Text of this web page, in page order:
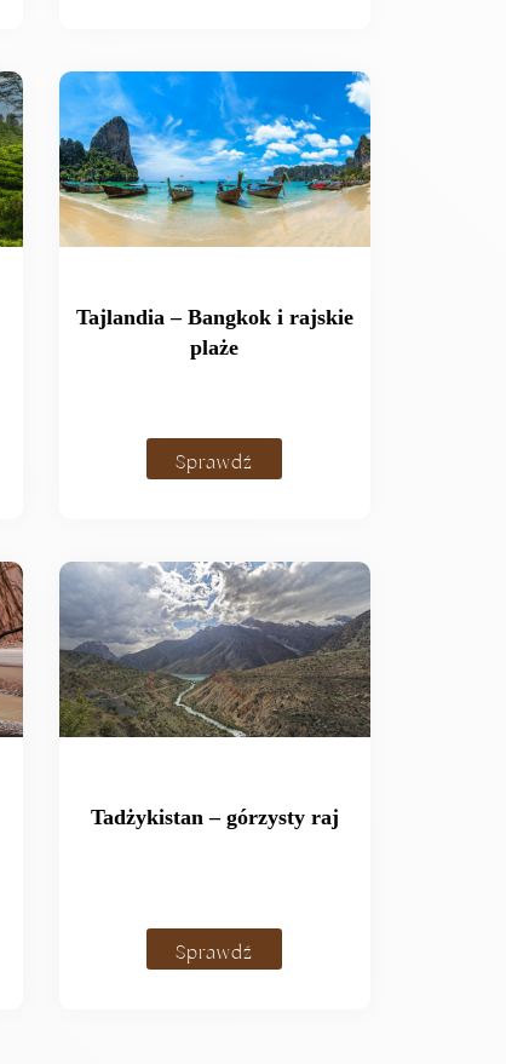
Tajlandia – Bangkok i rajskie
plaże
Sprawdź
Tadżykistan – górzysty raj
Sprawdź